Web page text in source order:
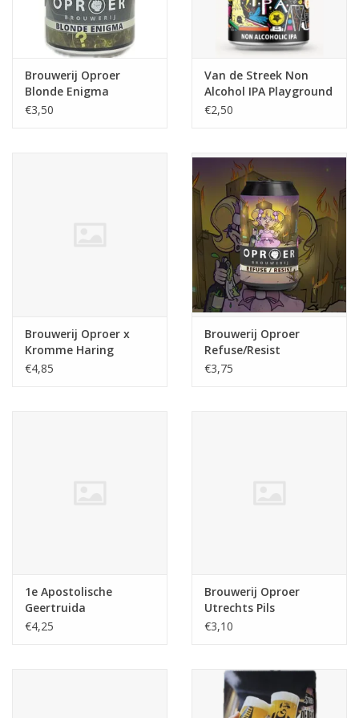
Brouwerij Oproer
Blonde Enigma
€3,50
Van de Streek Non
Alcohol IPA Playground
€2,50
Brouwerij Oproer x
Kromme Haring
Libertatia
€4,85
Brouwerij Oproer
Refuse/Resist
(glutenvrij)
€3,75
1e Apostolische
Geertruida
€4,25
Brouwerij Oproer
Utrechts Pils
€3,10